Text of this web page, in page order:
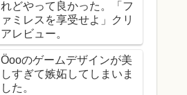
れどやって良かった。「フ
ァミレスを享受せよ」クリ
アレビュー。
Öooのゲームデザインが美
しすぎて嫉妬してしまいま
した。